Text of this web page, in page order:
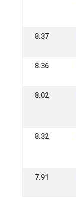
8.37
8.36
8.02
8.32
7.91